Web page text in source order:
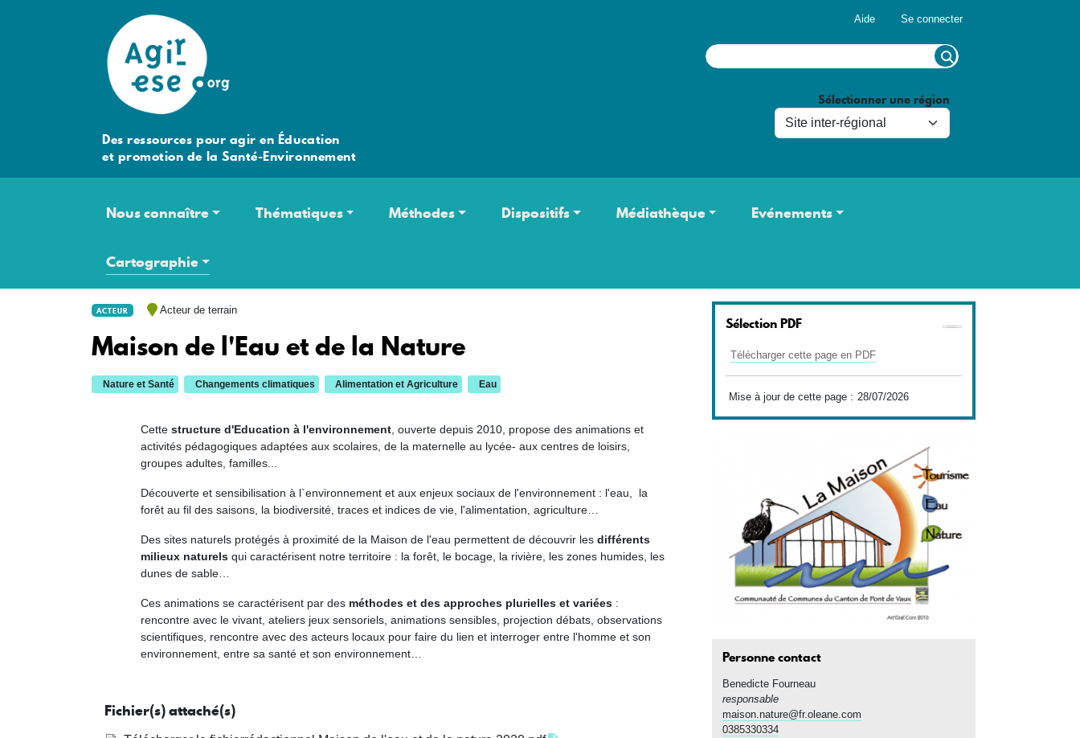
Des ressources pour agir en Éducation
et promotion de la Santé-Environnement
Aide Se connecter
Sélectionner une région
Nous connaître Thématiques Méthodes Dispositifs Médiathèque Evénements
Cartographie
ACTEUR Acteur de terrain
Maison de l'Eau et de la Nature
Nature et Santé Changements climatiques Alimentation et Agriculture Eau
Cette structure d'Education à l'environnement , ouverte depuis 2010, propose des animations et
activités pédagogiques adaptées aux scolaires, de la maternelle au lycée- aux centres de loisirs
groupes adultes familles...
Découverte et sensibilisation à l`environnement et aux enjeux sociaux de l'environnement : l'eau, la
forêt au fil des saisons, la biodiversité, traces et indices de vie, l'alimentation, agriculture…
Des sites naturels protégés à proximité de la Maison de l'eau permettent de découvrir les différents
milieux naturels qui caractérisent notre territoire : la forêt, le bocage, la rivière, les zones humides, les
dunes de sable…
Ces animations se caractérisent par des méthodes et des approches plurielles et variées :
rencontre avec le vivant, ateliers jeux sensoriels, animations sensibles, projection débats, observations
scientifiques, rencontre avec des acteurs locaux pour faire du lien et interroger entre l'homme et son
environnement, entre sa santé et son environnement…
Fichier(s) attaché(s)
Sélection PDF
Télécharger cette page en PDF
Mise à jour de cette page : 28/07/2026
Personne contact
Benedicte Fourneau
responsable
maison.nature@fr.oleane.com
0385330334